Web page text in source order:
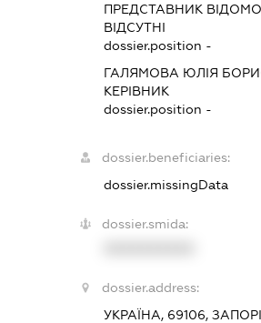
ПРЕДСТАВНИК
ВІДСУТНІ
dossier.position -
ГАЛЯМОВА ЮЛІЯ
КЕРІВНИК
dossier.position -
dossier.beneficiaries:
dossier.missingData
dossier.smida:
dossier.address:
УКРАЇНА, 69106,